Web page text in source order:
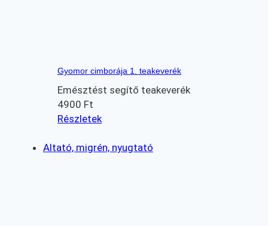
Gyomor cimborája 1. teakeverék
Emésztést segítő teakeverék
4900 Ft
Részletek
Altató, migrén, nyugtató